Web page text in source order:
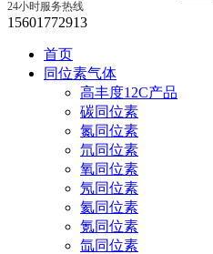
24小时服务热线
15601772913
首页
同位素气体
高丰度12C产品
碳同位素
氮同位素
氘同位素
氧同位素
氖同位素
氦同位素
氪同位素
氙同位素